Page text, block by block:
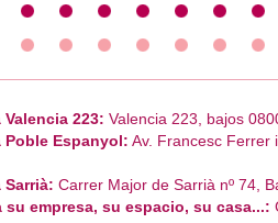
223: Valencia 223, bajos
Poble Espanyol: Av. Francesc Ferrer
Sarrià: Carrer Major de Sarrià nº 74,
su empresa, su espacio, su casa...: